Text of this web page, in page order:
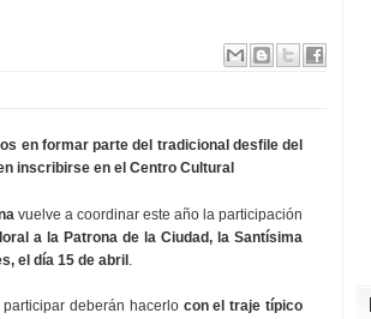
en formar parte del tradicional desfile del
inscribirse en el Centro Cultural
vuelve a coordinar este año la participación
a la Patrona de la Ciudad, la Santísima
el día 15 de abril
deberán hacerlo con el traje típico